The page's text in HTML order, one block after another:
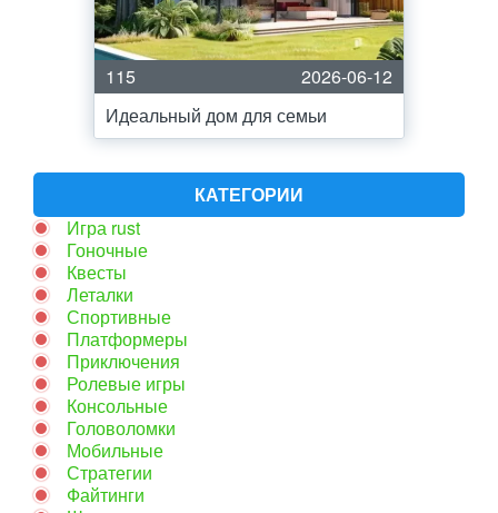
115
2026-06-12
Идеальный дом для семьи
КАТЕГОРИИ
Игра rust
Гоночные
Квесты
Леталки
Спортивные
Платформеры
Приключения
Ролевые игры
Консольные
Головоломки
Мобильные
Стратегии
Файтинги